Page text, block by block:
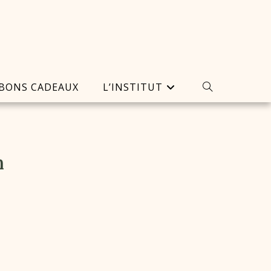
CADEAUX L’INSTITUT